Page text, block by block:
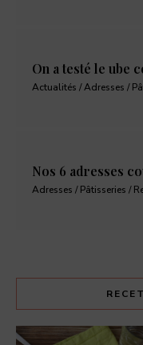
On a testé le ube
Actualités / Adresses /
Nos 6 adresses
Adresses / Pâtisseries /